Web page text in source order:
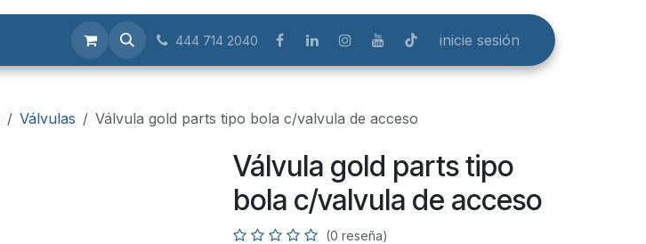
444 714 2040 inicie sesión
Válvulas Válvula gold parts tipo bola c/valvula de acceso
Válvula gold parts tipo
bola c/valvula de acceso
(0 reseña)